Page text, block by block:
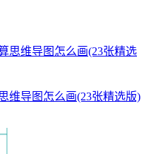
维导图怎么画(23张精选版)